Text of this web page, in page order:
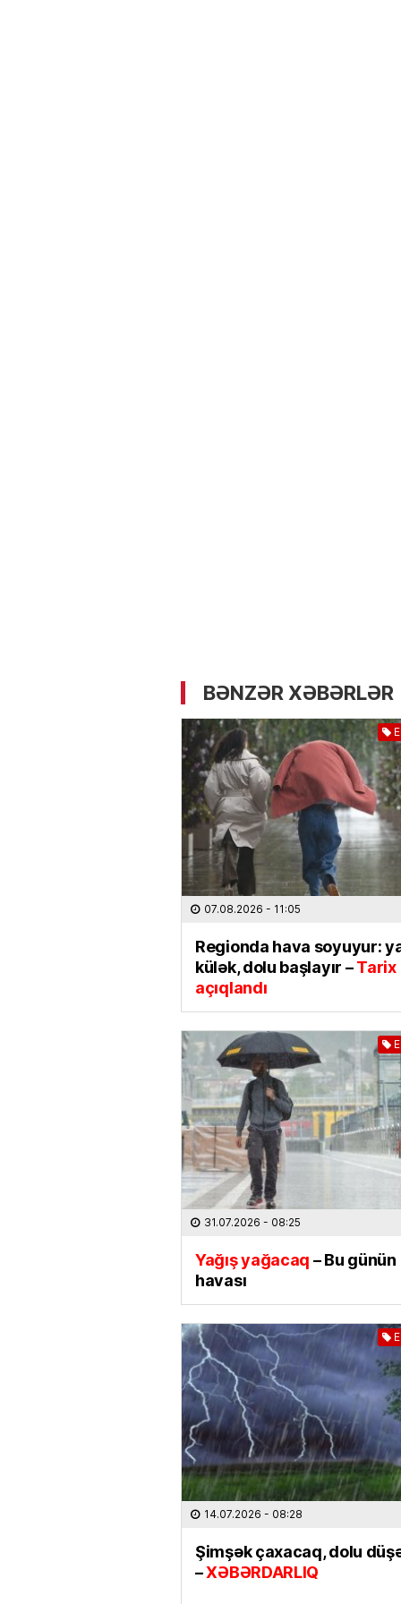
BƏNZƏR XƏBƏRLƏR
07.08.2026 - 11:05
Regionda hava soyuyur:
külək, dolu başlayır –Tarix
açıqlandı
31.07.2026 - 08:25
Yağış yağacaq– Bu günün
havası
14.07.2026 - 08:28
Şimşək çaxacaq, dolu
–XƏBƏRDARLIQ